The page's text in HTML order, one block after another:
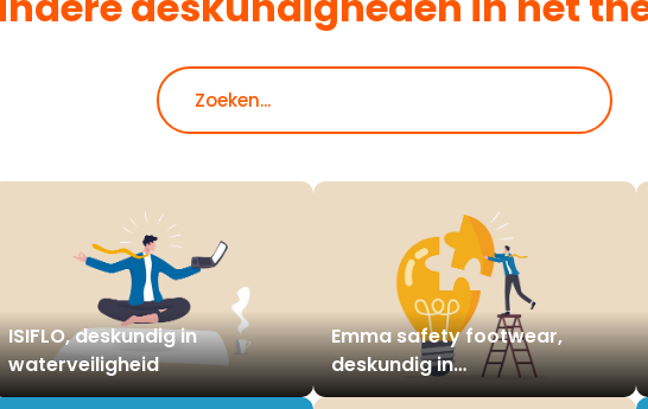
ISIFLO, deskundig in
waterveiligheid
Emma safety footwear,
deskundig in
veiligheidsschoenen van de